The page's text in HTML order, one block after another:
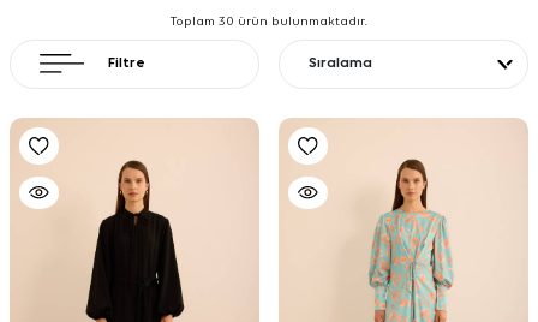
Filtre
Toplam 30 ürün bulunmaktadır.
Sıralama